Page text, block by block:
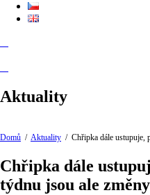
Aktuality
Domů / Aktuality / Chřipka dále ustupuje,
Chřipka dále
týdnu jsou ale